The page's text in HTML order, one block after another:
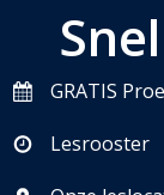
GRATIS
Lesrooster